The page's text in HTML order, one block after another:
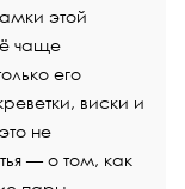
этой
чаще
его
виски и
не
— о том, как